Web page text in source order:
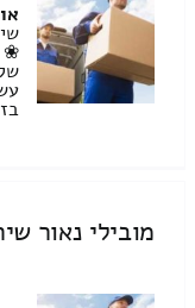
❀
מובילי נאור